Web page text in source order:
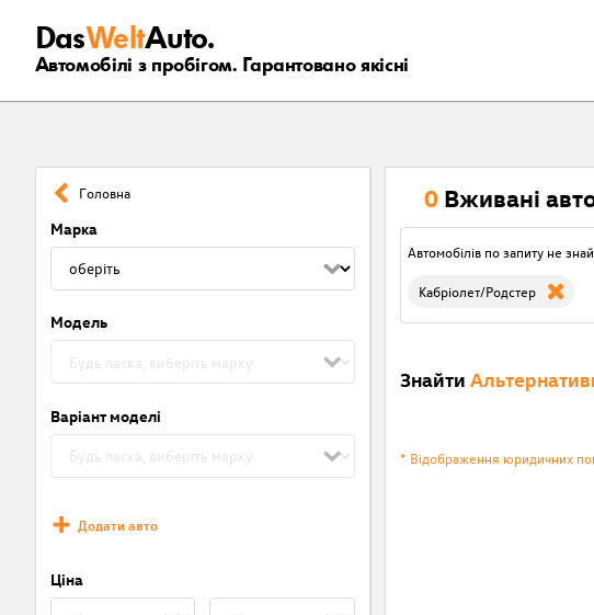
DasWeltAuto.
Автомобілі з пробігом. Гарантовано якісні
Головна
Марка
Модель
Варіант моделі
Додати авто
Ціна
0 Вживані
Автомобілів по запиту не
Кабріолет/Родстер
Знайти
* Відображення юридичних